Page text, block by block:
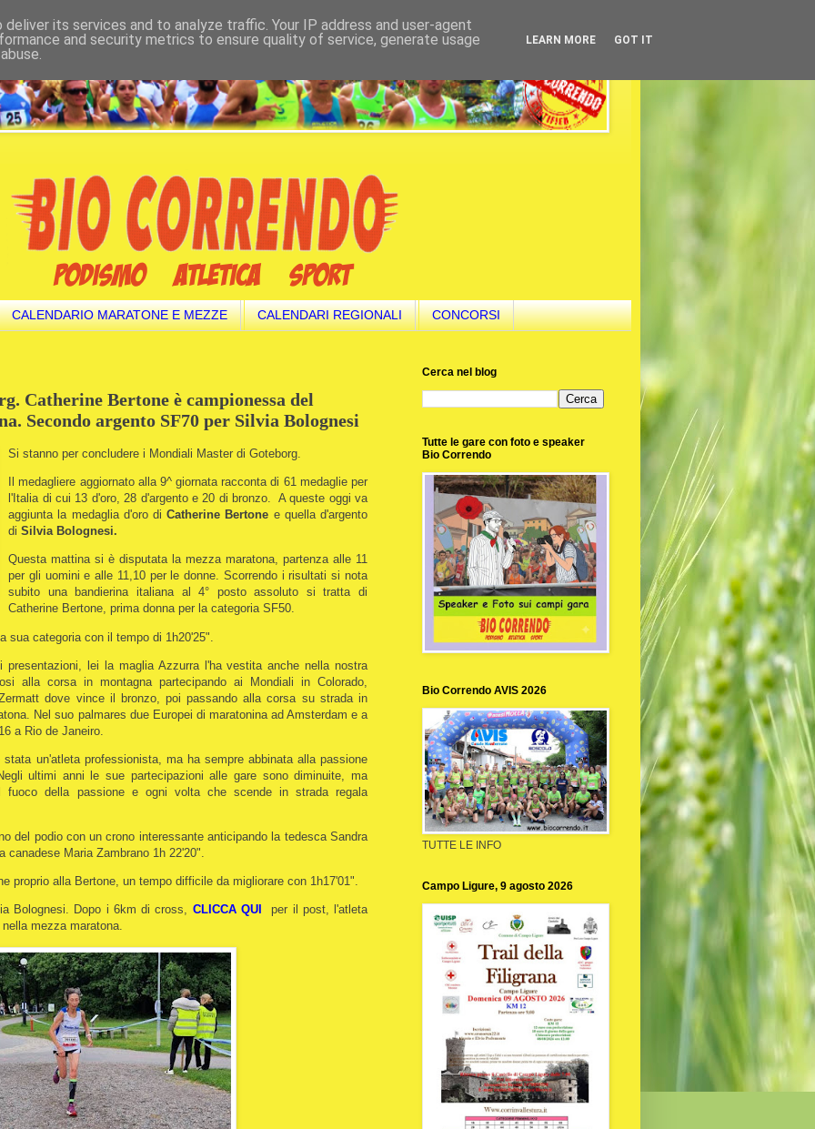
CALENDARIO MARATONE E MEZZE CALENDARI REGIONALI CONCORSI
Catherine Bertone è campionessa del
Secondo argento SF70 per Silvia Bolognesi
Si stanno per concludere i Mondiali Master di Goteborg.
Il medagliere aggiornato alla 9^ giornata racconta di 61 medaglie per
l'Italia di cui 13 d'oro, 28 d'argento e 20 di bronzo. A queste oggi va
aggiunta la medaglia d'oro diCatherine Bertone e quella d'argento
diSilvia Bolognesi.
Questa mattina si è disputata la mezza maratona, partenza alle 11
per gli uomini e alle 11,10 per le donne. Scorrendo i risultati si nota
subito una bandierina italiana al 4° posto assoluto si tratta di
Catherine Bertone, prima donna per la categoria SF50.
sua categoria con il tempo di 1h20'25".
presentazioni, lei la maglia Azzurra l'ha vestita anche nella nostra
alla corsa in montagna partecipando ai Mondiali in Colorado,
dove vince il bronzo, poi passando alla corsa su strada in
Nel suo palmares due Europei di maratonina ad Amsterdam e a
a Rio de Janeiro.
stata un'atleta professionista, ma ha sempre abbinata alla passione
ultimi anni le sue partecipazioni alle gare sono diminuite, ma
fuoco della passione e ogni volta che scende in strada regala
del podio con un crono interessante anticipando la tedesca Sandra
canadese Maria Zambrano 1h 22'20".
proprio alla Bertone, un tempo difficile da migliorare con 1h17'01".
Bolognesi. Dopo i 6km di cross, CLICCA QUI
per il post, l'atleta
mezza maratona.
Cerca nel blog
Tutte le gare con foto e speaker
Bio Correndo
Bio Correndo AVIS 2026
TUTTE LE INFO
Campo Ligure, 9 agosto 2026
its services and to analyze traffic. Your IP address and user-agent
and security metrics to ensure quality of service, generate usage
LEARN MORE GOT IT